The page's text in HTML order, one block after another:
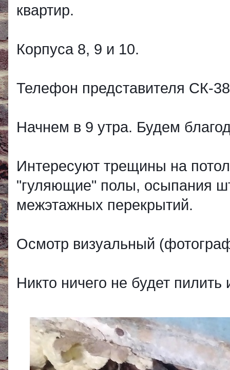
квартир.
Корпуса 8, 9 и 10.
Телефон представителя СК-
Начнем в 9 утра. Будем
Интересуют трещины на
"гуляющие" полы, осыпания
межэтажных перекрытий.
Осмотр визуальный
Никто ничего не будет пилить